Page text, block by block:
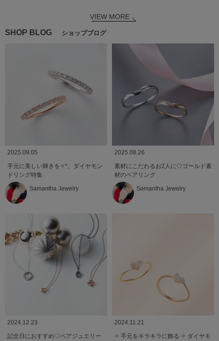
VIEW MORE
SHOP BLOG ショップブログ
2025.09.05
手元に美しい輝きを✧︎*。ダイヤモン
ドリング特集
Samantha Jewelry
2025.08.26
素材にこだわるお2人に♡ゴールド素
材のペアリング
Samantha Jewelry
2024.12.23
記念日におすすめ♡ペアジュエリー
2024.11.21
✧ 手元をキラキラに飾る ✧ ダイヤモ